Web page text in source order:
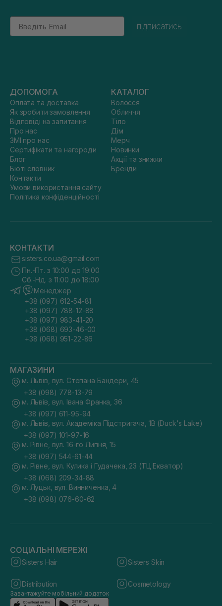
Email
підписатись
ДОПОМОГА
Оплата та доставка
Як зробити замовлення
Відповіді на запитання
Про нас
ЗМІ про нас
Сертифікати та нагороди
Блог
Бюті словник
Контакти
Умови використання сайту
Політика конфіденційності
КАТАЛОГ
Волосся
Обличчя
Тіло
Дім
Мерч
Новинки
Акції та знижки
Бренди
КОНТАКТИ
sisters.co.ua@gmail.com
Пн.-Пт. з 10:00 до 19:00
Сб.-Нд. з 11:00 до 18:00
Менеджер
+38 (097) 612-54-81
+38 (097) 788-12-88
+38 (097) 983-41-20
+38 (068) 693-46-00
+38 (068) 951-22-86
МАГАЗИНИ
м. Львів, вул. Степана Бандери, 45
+38 (098) 778-13-79
м. Львів, вул. Івана Франка, 36
+38 (097) 611-95-94
м. Львів, вул. Академіка Підстригача, 1В (Duck's Lake)
+38 (097) 101-97-16
м. Рівне, вул. 16-го Липня, 15
+38 (097) 544-61-44
м. Рівне, вул. Кулика і Гудачека, 23 (ТЦ Екватор)
+38 (068) 209-34-88
м. Луцьк, вул. Винниченка, 4
+38 (098) 076-60-62
СОЦІАЛЬНІ МЕРЕЖІ
Sisters Hair Sisters Skin
Distribution Cosmetology
Завантажуйте мобільний додаток